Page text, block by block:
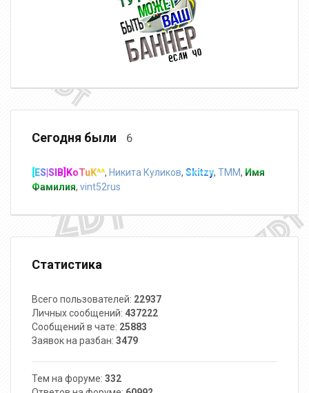
Сегодня были 6
[ES|SIB]KoTuK^^, Никита Куликов, Skitzy, TMM, Имя
Фамилия, vint52rus
Статистика
Всего пользователей: 22937
Личных сообщений: 437222
Сообщений в чате: 25883
Заявок на разбан: 3479
Тем на форуме: 332